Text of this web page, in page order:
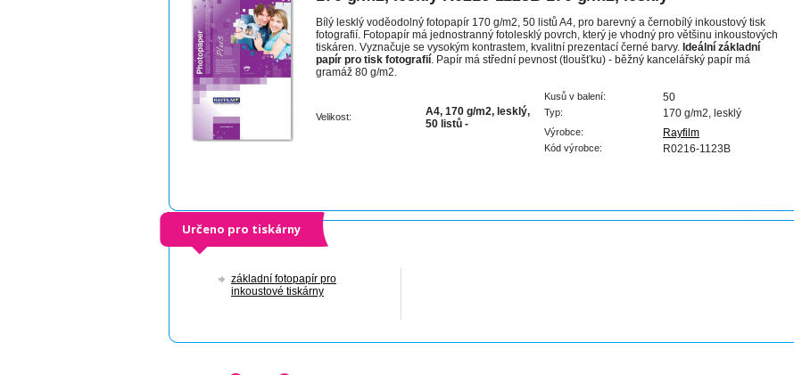
Bílý lesklý voděodolný fotopapír 170 g/m2, 50 listů A4, pro barevný a černobílý inkoustový tisk
fotografií. Fotopapír má jednostranný fotolesklý povrch, který je vhodný pro většinu inkoustových
tiskáren. Vyznačuje se vysokým kontrastem, kvalitní prezentací černé barvy. Ideální základní
papír pro tisk fotografií. Papír má střední pevnost (tloušťku) - běžný kancelářský papír má
gramáž 80 g/m2.
Velikost:
A4, 170 g/m2, lesklý,
50 listů -
Kusů v balení: 50
Typ: 170 g/m2, lesklý
Výrobce: Rayfilm
Kód výrobce: R0216-1123B
Určeno pro tiskárny
základní fotopapír pro
inkoustové tiskárny